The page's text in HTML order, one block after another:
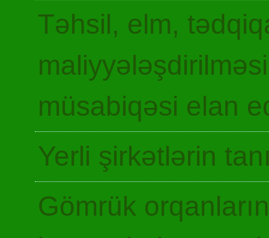
Təhsil, elm,
müsabiqəsi elan
Yerli şirkətlərin
Gömrük